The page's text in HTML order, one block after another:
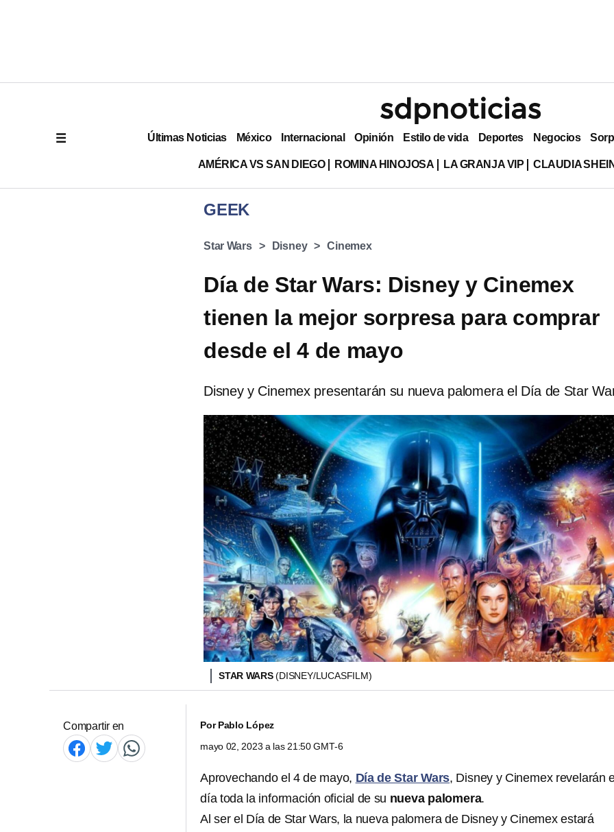
Últimas Noticias México Internacional Opinión Estilo de vida Deportes Negocios
AMÉRICA VS SAN DIEGO ROMINA HINOJOSA LA GRANJA VIP CLAUDIA
GEEK
Star Wars Disney Cinemex
Día de Star Wars: Disney y Cinemex
tienen la mejor sorpresa para comprar
desde el 4 de mayo
Disney y Cinemex presentarán su nueva palomera el Día de Star
STAR WARS(DISNEY/LUCASFILM)
Compartir en PorPablo López
mayo 02, 2023 a las 21:50 GMT-6
Aprovechando el 4 de mayo, Día de Star Wars, Disney y Cinemex revelarán
día toda la información oficial de su nueva palomera.
Al ser el Día de Star Wars, la nueva palomera de Disney y Cinemex estará